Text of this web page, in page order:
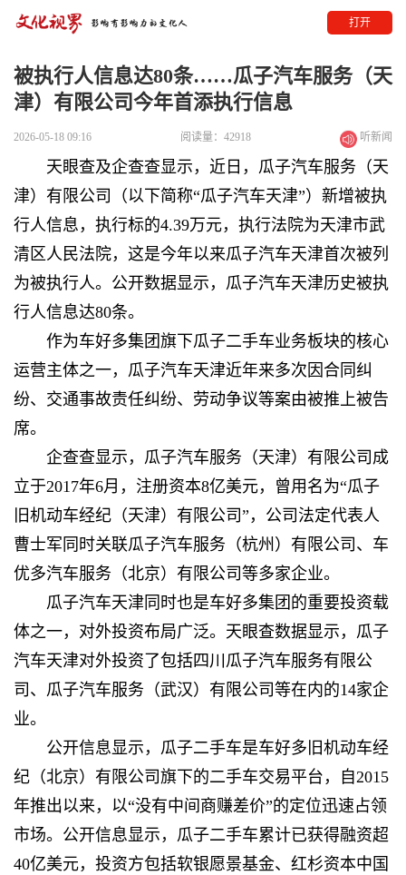
打开
被执行人信息达80条……瓜子汽车服务（天
津）有限公司今年首添执行信息
2026-05-18 09:16 阅读量：42918 听新闻
天眼查及企查查显示，近日，瓜子汽车服务（天
津）有限公司（以下简称“瓜子汽车天津”）新增被执
行人信息，执行标的4.39万元，执行法院为天津市武
清区人民法院，这是今年以来瓜子汽车天津首次被列
为被执行人。公开数据显示，瓜子汽车天津历史被执
行人信息达80条。
作为车好多集团旗下瓜子二手车业务板块的核心
运营主体之一，瓜子汽车天津近年来多次因合同纠
纷、交通事故责任纠纷、劳动争议等案由被推上被告
席。
企查查显示，瓜子汽车服务（天津）有限公司成
立于2017年6月，注册资本8亿美元，曾用名为“瓜子
旧机动车经纪（天津）有限公司”，公司法定代表人
曹士军同时关联瓜子汽车服务（杭州）有限公司、车
优多汽车服务（北京）有限公司等多家企业。
瓜子汽车天津同时也是车好多集团的重要投资载
体之一，对外投资布局广泛。天眼查数据显示，瓜子
汽车天津对外投资了包括四川瓜子汽车服务有限公
司、瓜子汽车服务（武汉）有限公司等在内的14家企
业。
公开信息显示，瓜子二手车是车好多旧机动车经
纪（北京）有限公司旗下的二手车交易平台，自2015
年推出以来，以“没有中间商赚差价”的定位迅速占领
市场。公开信息显示，瓜子二手车累计已获得融资超
40亿美元，投资方包括软银愿景基金、红杉资本中国